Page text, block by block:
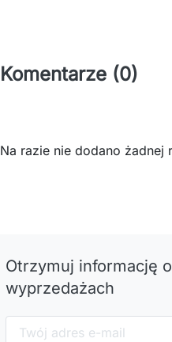
Komentarze (0)
Na razie nie dodano żadnej
Otrzymuj informację
wyprzedażach